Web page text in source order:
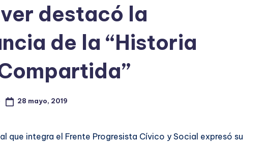
h
o
P
l
destacó la
de la “Historia
28 mayo, 2019
que integra el Frente Progresista Cívico y Social expresó su